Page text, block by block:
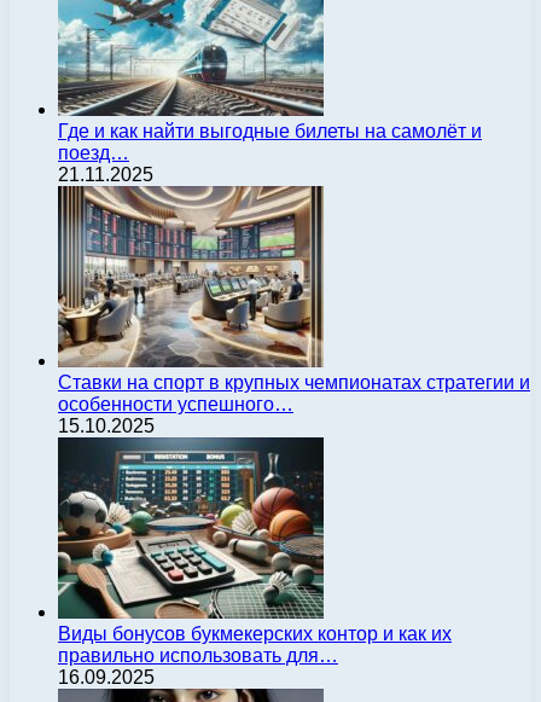
Где и как найти выгодные билеты на самолёт и
поезд…
21.11.2025
Ставки на спорт в крупных чемпионатах стратегии и
особенности успешного…
15.10.2025
Виды бонусов букмекерских контор и как их
правильно использовать для…
16.09.2025